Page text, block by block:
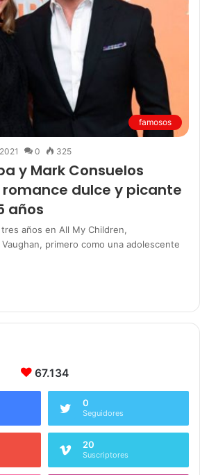
famosos
0 325
y Mark Consuelos
dulce y picante
años
tres años en All My Children,
primero como una adolescente
67.134
0
Seguidores
20
Suscriptores